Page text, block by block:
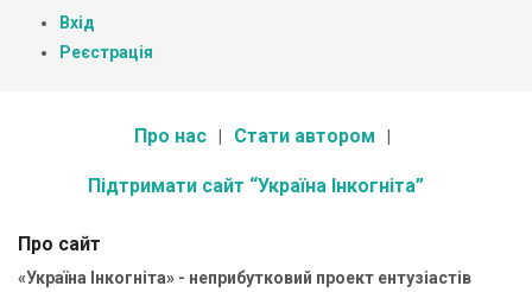
Вхід
Реєстрація
Про нас Стати автором
Підтримати сайт “Україна Інкогніта”
Про сайт
«Україна Інкогніта» - неприбутковий проект ентузіастів